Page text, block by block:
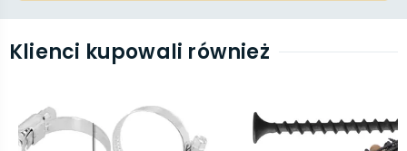
Klienci kupowali również